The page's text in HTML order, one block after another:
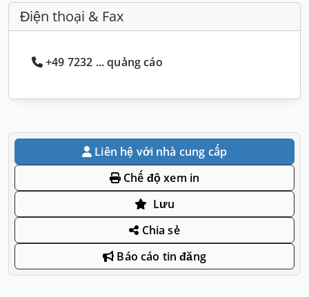
Điện thoại & Fax
+49 7232 ... quảng cáo
Liên hệ với nhà cung cấp
Chế độ xem in
Lưu
Chia sẻ
Báo cáo tin đăng